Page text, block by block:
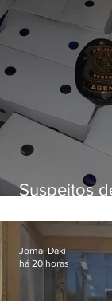
Suspeitos
aves
Jornal Daki
há 20 horas